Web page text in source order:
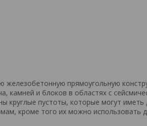
железобетонную прямоугольную
камней и блоков в областях с
круглые пустоты, которые могут иметь
кроме того их можно использовать